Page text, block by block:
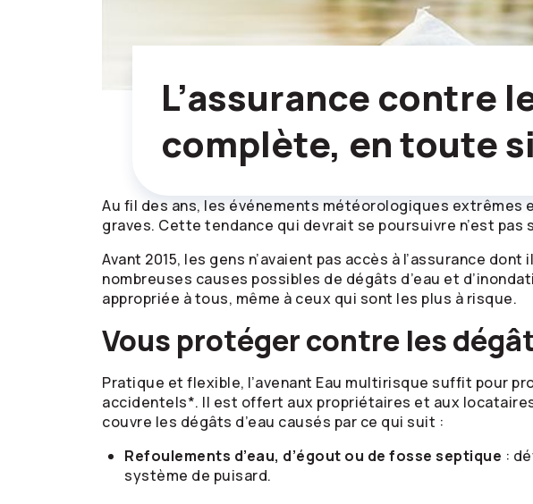
L’assurance contre
complète, en toute
Au fil des ans, les événements météorologiques
graves. Cette tendance qui devrait se poursuivre n’est
Avant 2015, les gens n’avaient pas accès à l’assurance
nombreuses causes possibles de dégâts d’eau et
appropriée à tous, même à ceux qui sont les plus à risque.
Vous protéger contre les
Pratique et flexible, l’avenant Eau multirisque suffit pour
accidentels*. Il est offert aux propriétaires et aux
couvre les dégâts d’eau causés par ce qui suit :
Refoulements d’eau, d’égout ou de fosse septique :
système de puisard.